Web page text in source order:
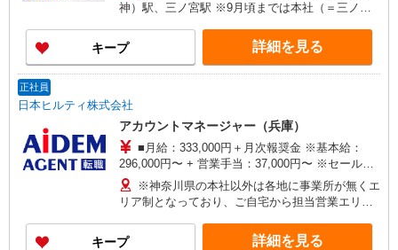
神）駅、三ノ宮駅 ※9月頃までは本社（＝三ノ宮
キープ 詳細を見る
正社員
日本ヒルティ株式会社
アカウントマネージャー（兵庫）
■月給：333,000円＋月次報奨金 ※基本給：
296,000円〜 + 営業手当：37,000円〜 ※セールス
インセンティブ有(月毎に評価/四半期毎に支
給/100%達成時に月\49,000〜) ※賞与有(年 1 回/1-
12 月分を翌 2 月に支給/100%達成時に\588,000〜
※神奈川県の本社以外は各地に事業所が無くエ
リア制となっており、ご自宅から担当営業エリア
更の範囲：会社の定める場所】
キープ 詳細を見る